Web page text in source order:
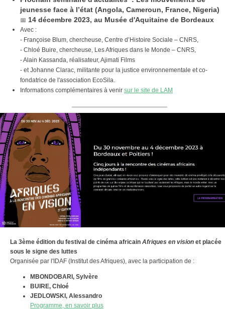
jeunesse face à l’état (Angola, Cameroun, France, Nigeria)
📅 14 décembre 2023, au Musée d'Aquitaine de Bordeaux
Avec :
- Françoise Blum, chercheuse, Centre d’Histoire Sociale – CNRS,
- Chloé Buire, chercheuse, Les Afriques dans le Monde – CNRS,
- Alain Kassanda, réalisateur, Ajimati Films
- et Johanne Clarac, militante pour la justice environnementale et co-
fondatrice de l'association EcoSila.
Informations complémentaires à venir sur le site de LAM
La 3ème édition du festival de cinéma africain Afriques en vision et placée
sous le signe des luttes
Organisée par l'IDAF (Institut des Afriques), avec la participation de :
MBONDOBARI, Sylvère
BUIRE, Chloé
JEDLOWSKI, Alessandro
Programme, en savoir plus